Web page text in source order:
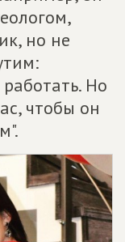
но не
Но
чтобы он